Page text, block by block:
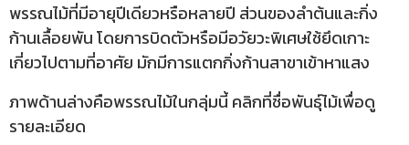
พรรณไม้ที่มีอายุปีเดียวหรือหลายปี ส่วนของลำต้นและกิ่ง
ก้านเลื้อยพัน โดยการบิดตัวหรือมีอวัยวะพิเศษใช้ยึดเกาะ
เกี่ยวไปตามที่อาศัย มักมีการแตกกิ่งก้านสาขาเข้าหาแสง
ภาพด้านล่างคือพรรณไม้ในกลุ่มนี้ คลิกที่ชื่อพันธุ์ไม้เพื่อดู
รายละเอียด